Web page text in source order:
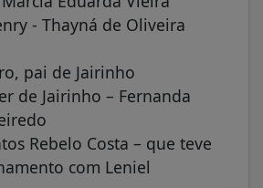
- Thayná de Oliveira
pai de Jairinho
de Jairinho – Fernanda
Rebelo Costa – que teve
com Leniel